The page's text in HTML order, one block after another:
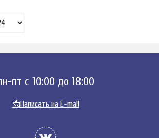
пт с 10:00 до 18:00
📩Написать на E-mail